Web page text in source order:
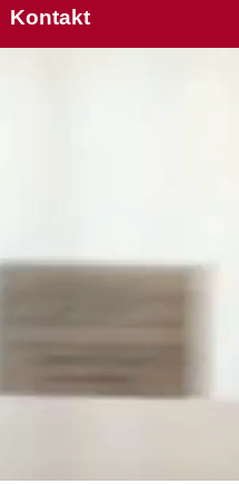
Kontakt